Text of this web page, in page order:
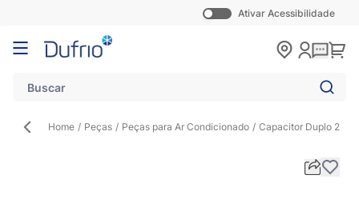
Ativar Acessibilidade
Pular para o conteúdo
Home / Peças / Peças para Ar Condicionado / Capacitor Duplo